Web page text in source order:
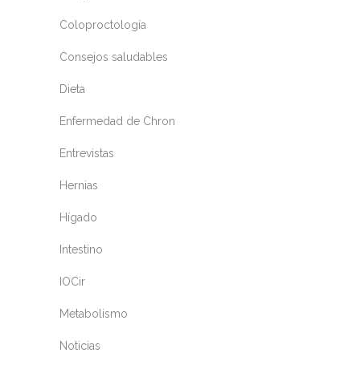
Coloproctología
Consejos saludables
Dieta
Enfermedad de Chron
Entrevistas
Hernias
Hígado
Intestino
IOCir
Metabolismo
Noticias